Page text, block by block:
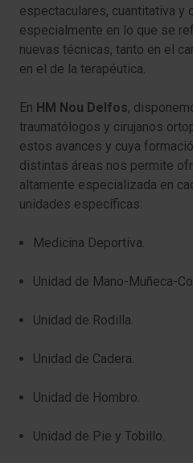
espectaculares, cuantitativa y
especialmente en lo que se
nuevas técnicas, tanto en el
en el de la terapéutica.
En HM Nou Delfos,
traumatólogos y cirujanos
estos avances y cuya
distintas áreas nos permite
altamente especializada en
unidades específicas:
Medicina Deportiva.
Unidad de Mano-Muñeca-
Unidad de Rodilla.
Unidad de Cadera.
Unidad de Hombro.
Unidad de Pie y Tobillo.